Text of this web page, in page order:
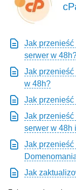
Jak
serwer w
Jak
w 48h?
Jak
Jak przenieść
serwer w 48h
Jak
Jak